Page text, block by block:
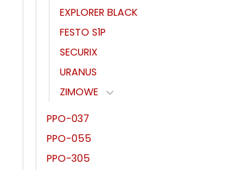
EXPLORER BLACK
FESTO S1P
SECURIX
URANUS
ZIMOWE
PPO-037
PPO-055
PPO-305
PÓŁBUTY OCHRONNE ALDEN S2
94,13